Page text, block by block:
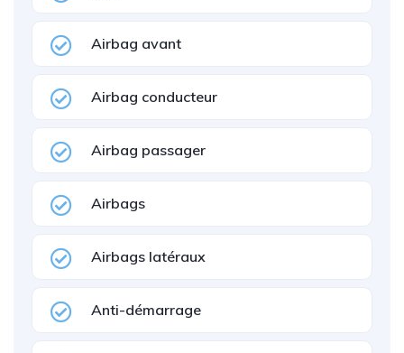
Airbag avant
Airbag conducteur
Airbag passager
Airbags
Airbags latéraux
Anti-démarrage